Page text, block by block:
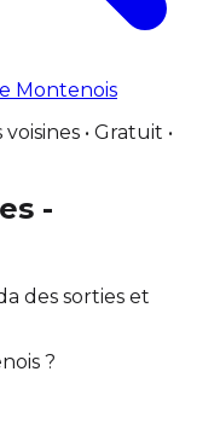
Montenois
• Gratuit •
-
des sorties et
?